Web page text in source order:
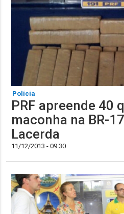
Polícia
PRF apreende 40
maconha na BR-
Lacerda
11/12/2013 - 09:30